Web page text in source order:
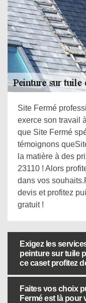
Site Fermé
exerce son travail
que Site Fermé
témoignons
la matière à des
23110 ! Alors
dans vos
devis et profitez
gratuit !
Exigez les
peinture sur tuile
ce caset profitez
Faites vos choix
Fermé est là pour